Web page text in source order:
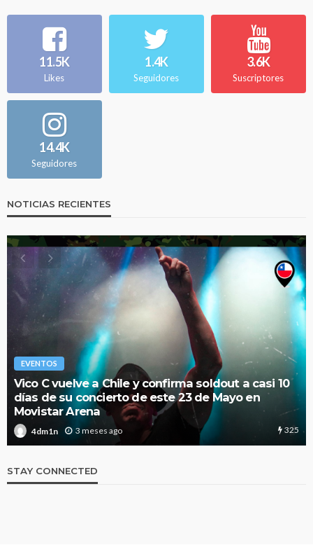
11.5K
Likes
1.4K
Seguidores
3.6K
Suscriptores
14.4K
Seguidores
NOTICIAS RECIENTES
EVENTOS
Vico C vuelve a Chile y confirma soldout a casi 10
días de su concierto de este 23 de Mayo en
Movistar Arena
4dm1n 3 meses ago 325
STAY CONNECTED